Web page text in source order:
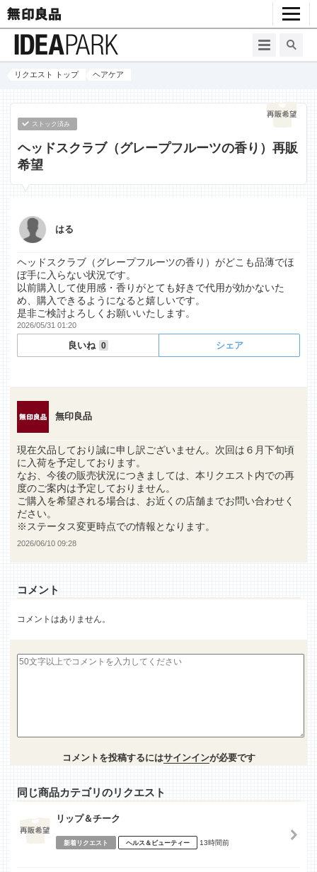
リクエスト トップ ヘアケア
ストック済み
ヘッドスクラブ（グレープフルーツの香り）再販
希望
はる
ヘッドスクラブ（グレープフルーツの香り）がどこも品薄でほ
ぼ手に入らない状況です。
以前購入して使用感・香りがとても好きで代用が効かないた
め、購入できるようになると嬉しいです。
是非ご検討よろしくお願いいたします。
2026/05/31 01:20
良いね 0 シェア
無印良品
現在欠品しており誠に申し訳ございません。次回は６月下旬頃
に入荷を予定しております。
なお、今後の販売状況につきましては、本リクエスト内での再
度のご案内は予定しておりません。
ご購入を希望される場合は、お近くの店舗までお問い合わせく
ださい。
※ステータス変更時点での情報となります。
2026/06/10 09:28
コメント
コメントはありません。
コメントを投稿するにはサインインが必要です
同じ商品カテゴリのリクエスト
リップ＆チーク
新着リクエスト ヘルス＆ビューティー 13時間前